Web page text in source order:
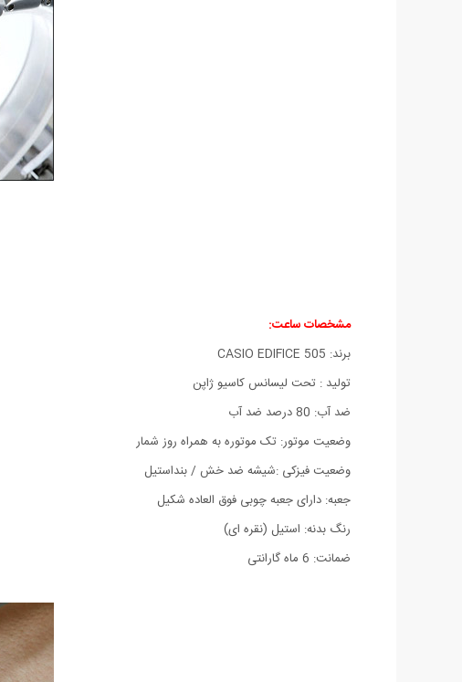
مشخصات ساعت:
برند: CASIO EDIFICE 505
تولید : تحت لیسانس کاسیو ژاپن
ضد آب: 80 درصد ضد آب
وضعیت موتور: تک موتوره به همراه روز شمار
وضعیت فیزکی :شیشه ضد خش / بنداستیل
جعبه: دارای جعبه چوبی فوق العاده شکیل
رنگ بدنه: استیل (نقره ای)
ضمانت: 6 ماه گارانتی